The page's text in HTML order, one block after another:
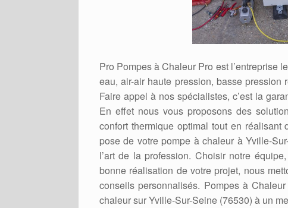
Pro Pompes à Chaleur Pro est l’entreprise
eau, air-air haute pression, basse
Faire appel à nos spécialistes, c’est la
En effet nous vous proposons des
confort thermique optimal tout en réalisant
pose de votre pompe à chaleur à Yville-
l’art de la profession. Choisir notre
bonne réalisation de votre projet, nous
conseils personnalisés. Pompes à
chaleur sur Yville-Sur-Seine (76530) à un